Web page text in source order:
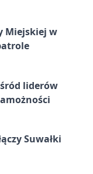
Miejskiej w
liderów
Suwałki